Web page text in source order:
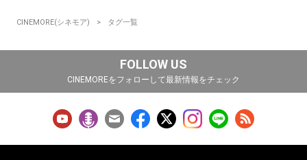
CINEMORE(シネモア) タグ一覧
FOLLOW US
CINEMOREをフォローして最新情報をチェック